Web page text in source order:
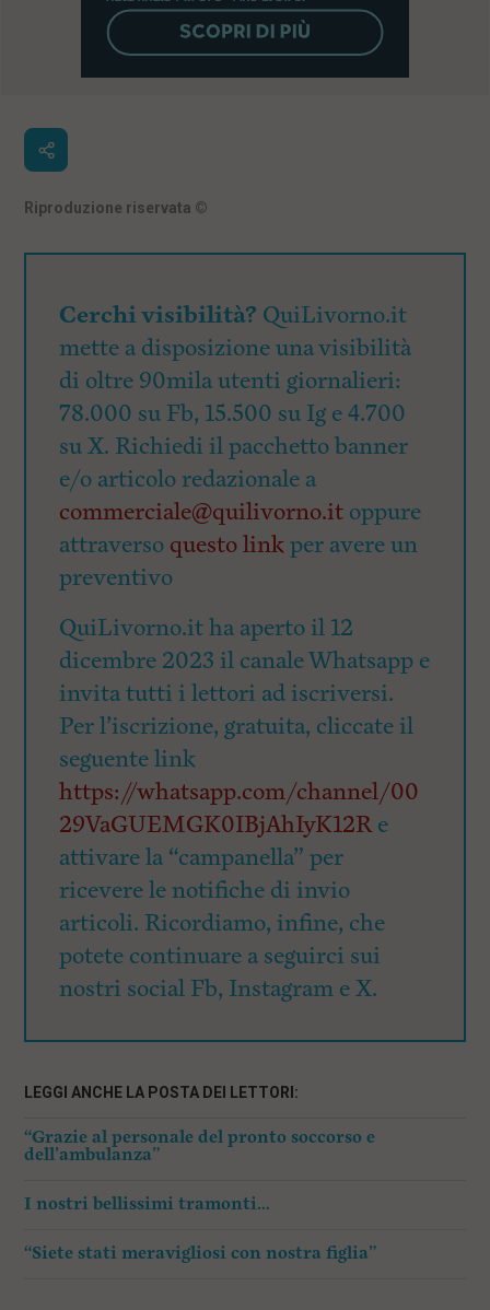
Riproduzione riservata ©
Cerchi visibilità? QuiLivorno.it
mette a disposizione una visibilità
di oltre 90mila utenti giornalieri:
78.000 su Fb, 15.500 su Ig e 4.700
su X. Richiedi il pacchetto banner
e/o articolo redazionale a
commerciale@quilivorno.it oppure
attraverso questo linkper avere un
preventivo
QuiLivorno.it ha aperto il 12
dicembre 2023 il canale Whatsapp e
invita tutti i lettori ad iscriversi.
Per l’iscrizione, gratuita, cliccate il
seguente link
https://whatsapp.com/channel/00
29VaGUEMGK0IBjAhIyK12Re
attivare la “campanella” per
ricevere le notifiche di invio
articoli. Ricordiamo, infine, che
potete continuare a seguirci sui
nostri social Fb, Instagram e X.
LEGGI ANCHE LA POSTA DEI LETTORI:
“Grazie al personale del pronto soccorso e
dell’ambulanza”
I nostri bellissimi tramonti…
“Siete stati meravigliosi con nostra figlia”